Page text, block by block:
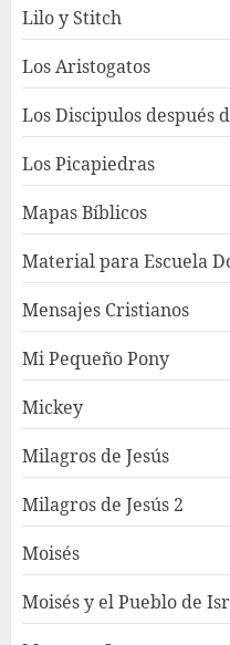
Lilo y Stitch
Los Aristogatos
Los Discipulos después
Los Picapiedras
Mapas Bíblicos
Material para Escuela
Mensajes Cristianos
Mi Pequeño Pony
Mickey
Milagros de Jesús
Milagros de Jesús 2
Moisés
Moisés y el Pueblo de